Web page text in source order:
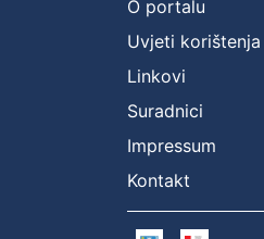
O portalu
Uvjeti korištenja
Linkovi
Suradnici
Impressum
Kontakt